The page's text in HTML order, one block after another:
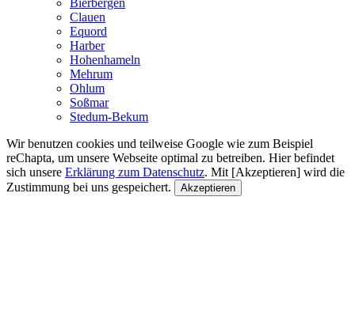
Clauen
Equord
Harber
Hohenhameln
Mehrum
Ohlum
Soßmar
Stedum-Bekum
Wir benutzen cookies und teilweise Google wie zum Beispiel
reChapta, um unsere Webseite optimal zu betreiben. Hier befindet
sich unsere Erklärung zum Datenschutz. Mit [Akzeptieren] wird die
Zustimmung bei uns gespeichert.
Akzeptieren